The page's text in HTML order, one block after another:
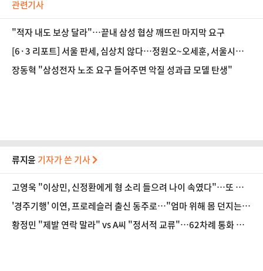
관련기사
"적자 내도 보상 달라"…끝내 삼성 협상 깨뜨린 마지막 요구
[6·3 리포트] 서울 판세, 심상치 않다…정원오~오세훈, 서울시장
은 누구 손에?
장동혁 "삼성전자 노조 요구 들어주면 악질 성과급 모델 탄생"
류지윤 기자가 쓴 기사
고영욱 "이상민, 신정환에게 형 소리 들으려 나이 속였다"…또 연
예인 저격
'경주기행' 이연, 프로레슬러 출신 동주로…"엄마 위해 몸 던지는
셋째 딸"
황정민 "제발 연락 말라" vs A씨 "정서적 교류"…62차례 통화 공